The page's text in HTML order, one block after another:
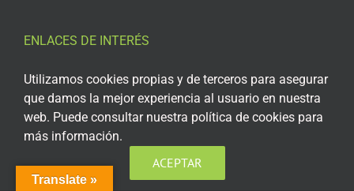
ENLACES DE INTERÉS
Aviso Legal
Política de privacidad
Política de privacidad Redes Sociales
Política de cookies
Translate »
Utilizamos cookies propias y de terceros para asegurar
que damos la mejor experiencia al usuario en nuestra
web. Puede consultar nuestra política de cookies para
más información.
ACEPTAR